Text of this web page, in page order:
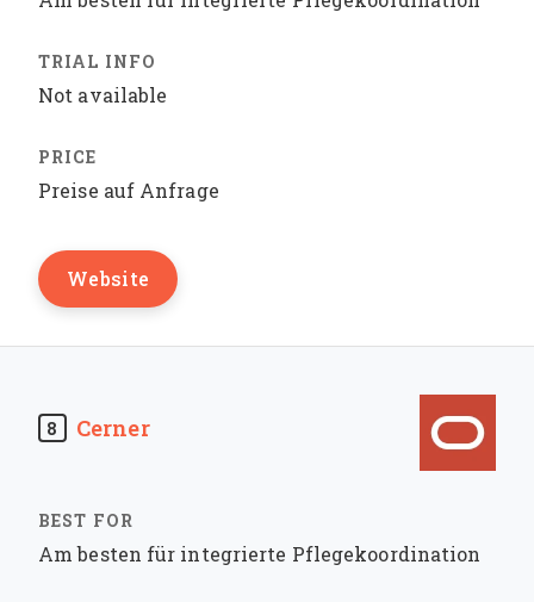
Not available
Preise auf Anfrage
Website
8 Cerner
Am besten für integrierte Pflegekoordination